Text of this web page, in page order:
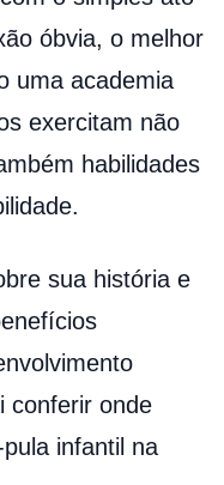
óbvia, o melhor
uma academia
exercitam não
habilidades
sua história e
conferir onde
infantil na